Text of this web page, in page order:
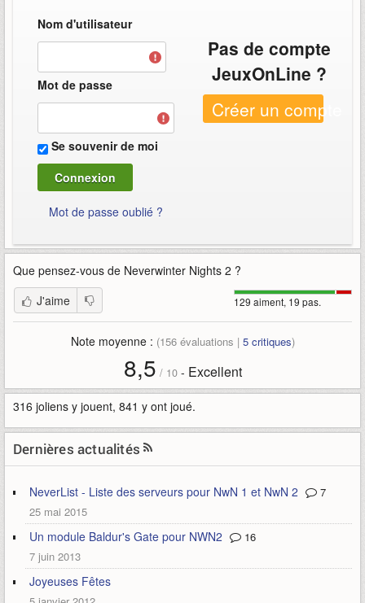
Nom d'utilisateur
Mot de passe
Se souvenir de moi
Mot de passe oublié ?
Pas de compte
JeuxOnLine ?
Créer un compte
Que pensez-vous de Neverwinter Nights 2 ?
129 aiment, 19 pas.
J'aime
Note moyenne : (156évaluations | 5critiques)
8,5 / 10- Excellent
316 joliens y jouent, 841 y ont joué.
Dernières actualités
NeverList - Liste des serveurs pour NwN 1 et NwN 2
7
25 mai 2015
Un module Baldur's Gate pour NWN2
16
7 juin 2013
Joyeuses Fêtes